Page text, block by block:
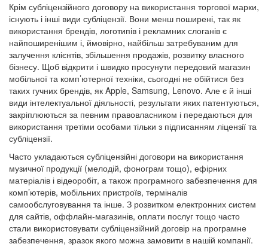
Крім субліцензійного договору на використання торгової марки,
існують і інші види субліцензії. Вони менш поширені, так як
використання брендів, логотипів і рекламних слоганів є
найпоширенішим і, ймовірно, найбільш затребуваним для
залучення клієнтів, збільшення продажів, розвитку власного
бізнесу. Щоб відкрити і швидко просунути передовий магазин
мобільної та комп’ютерної техніки, сьогодні не обійтися без
таких гучних брендів, як Apple, Samsung, Lenovo. Але є й інші
види інтелектуальної діяльності, результати яких патентуються,
закріплюються за певним правовласником і передаються для
використання третіми особами тільки з підписанням ліцензії та
субліцензії.
Часто укладаються субліцензійні договори на використання
музичної продукції (мелодій, фонограм тощо), ефірних
матеріалів і відеоробіт, а також програмного забезпечення для
комп’ютерів, мобільних пристроїв, терміналів
самообслуговування та інше. З розвитком електронних систем
для сайтів, оффлайн-магазинів, оплати послуг тощо часто
стали використовувати субліцензійний договір на програмне
забезпечення, зразок якого можна замовити в нашій компанії.